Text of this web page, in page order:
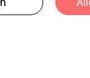
22. - 25.